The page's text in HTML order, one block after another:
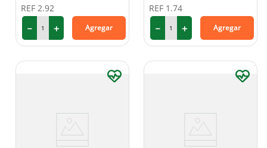
REF 2.92
＋
－ Agregar
REF 1.74
＋
－ Agregar